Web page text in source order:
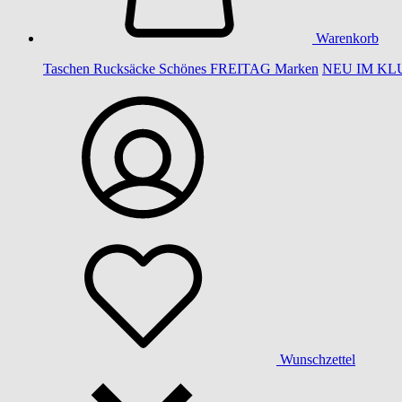
Warenkorb
Taschen Rucksäcke Schönes FREITAG Marken NEU IM
Wunschzettel